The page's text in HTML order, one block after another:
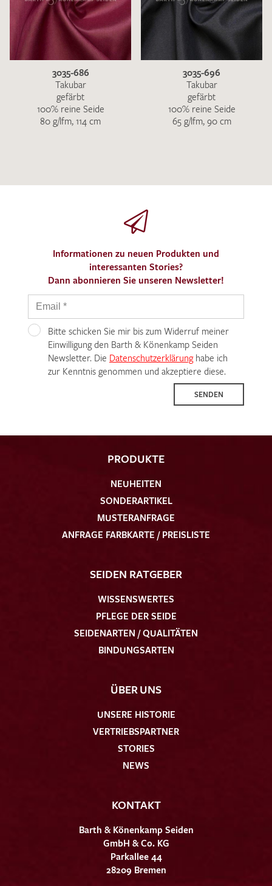
3035-686
Takubar
gefärbt
100% reine Seide
80 g/lfm, 114 cm
3035-696
Takubar
gefärbt
100% reine Seide
65 g/lfm, 90 cm
Informationen zu neuen Produkten und
interessanten Stories?
Dann abonnieren Sie unseren Newsletter!
Bitte schicken Sie mir bis zum Widerruf meiner
Einwilligung den Barth & Könenkamp Seiden
Newsletter. Die Datenschutzerklärunghabe ich
zur Kenntnis genommen und akzeptiere diese.
SENDEN
PRODUKTE
NEUHEITEN
SONDERARTIKEL
MUSTERANFRAGE
ANFRAGE FARBKARTE / PREISLISTE
SEIDEN RATGEBER
WISSENSWERTES
PFLEGE DER SEIDE
SEIDENARTEN / QUALITÄTEN
BINDUNGSARTEN
ÜBER UNS
UNSERE HISTORIE
VERTRIEBSPARTNER
STORIES
NEWS
KONTAKT
Barth & Könenkamp Seiden
GmbH & Co. KG
Parkallee 44
28209 Bremen